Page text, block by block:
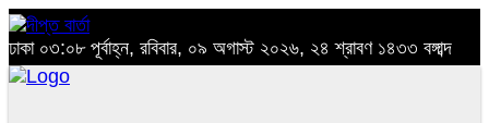
ঢাকা ০৩:০৮ পূর্বাহ্ন, রবিবার, ০৯ অগাস্ট ২০২৬, ২৪ শ্রাবণ ১৪৩৩ বঙ্গাব্দ